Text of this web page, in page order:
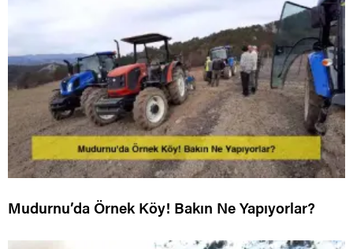
Mudurnu’da Örnek Köy! Bakın Ne Yapıyorlar?